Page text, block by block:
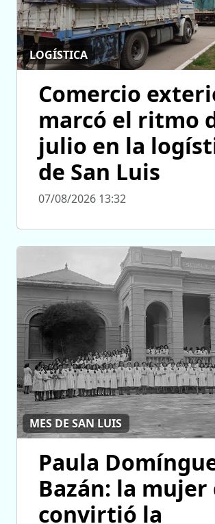
LOGÍSTICA
Comercio
marcó el ritmo
julio en la
de San Luis
07/08/2026 13:32
MES DE SAN LUIS
Paula
Bazán: la mujer
convirtió la